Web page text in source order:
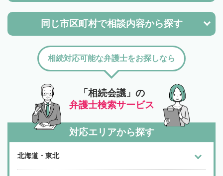
同じ市区町村で相談内容から探す
「相続会議」の
弁護士検索サービス
相続対応可能な弁護士をお探しなら
対応エリアから探す
北海道・東北